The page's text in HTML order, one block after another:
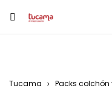
Tucama Packs